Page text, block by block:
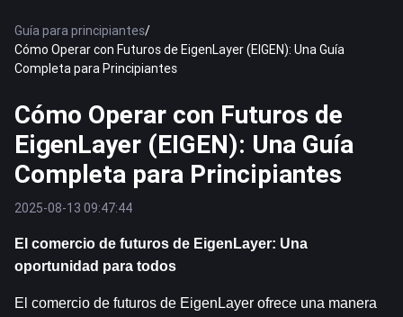
Guía para principiantes/
Cómo Operar con Futuros de EigenLayer (EIGEN): Una Guía
Completa para Principiantes
Cómo Operar con Futuros de
EigenLayer (EIGEN): Una Guía
Completa para Principiantes
2025-08-13 09:47:44
El comercio de futuros de EigenLayer: Una
oportunidad para todos
El comercio de futuros de EigenLayer ofrece una manera